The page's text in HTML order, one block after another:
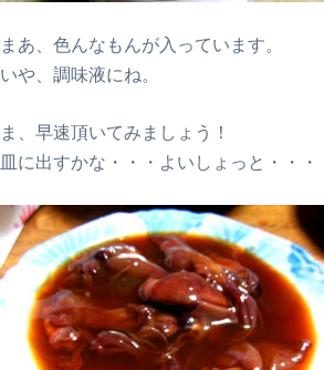
まあ、色んなもんが入っています。
いや、調味液にね。
ま、早速頂いてみましょう！
皿に出すかな・・・よいしょっと・・・